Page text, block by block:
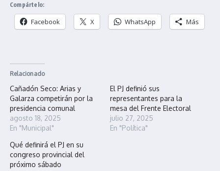
Compártelo:
Facebook X WhatsApp Más
Relacionado
Cañadón Seco: Arias y
Galarza competirán por la
presidencia comunal
agosto 18, 2025
En "Municipal"
El PJ definió sus
representantes para la
mesa del Frente Electoral
julio 27, 2025
En "Política"
Qué definirá el PJ en su
congreso provincial del
próximo sábado